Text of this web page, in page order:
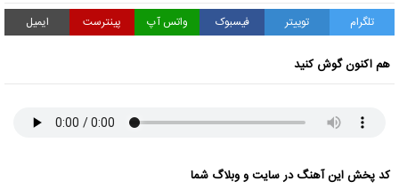
تلگرام توییتر فیسبوک واتس آپ پینترست ایمیل
هم اکنون گوش کنید
کد پخش این آهنگ در سایت و وبلاگ شما